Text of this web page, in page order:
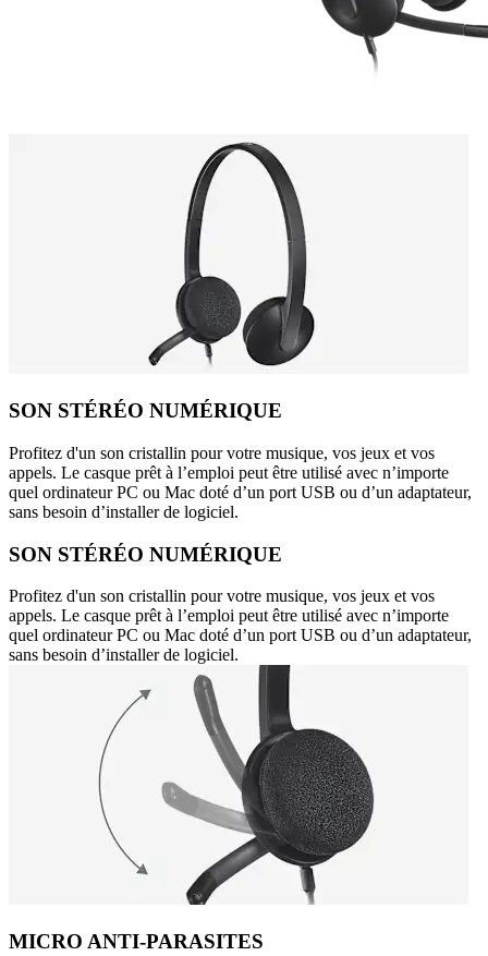
SON STÉRÉO NUMÉRIQUE
Profitez d'un son cristallin pour votre musique, vos jeux et vos
appels. Le casque prêt à l’emploi peut être utilisé avec n’importe
quel ordinateur PC ou Mac doté d’un port USB ou d’un adaptateur,
sans besoin d’installer de logiciel.
SON STÉRÉO NUMÉRIQUE
Profitez d'un son cristallin pour votre musique, vos jeux et vos
appels. Le casque prêt à l’emploi peut être utilisé avec n’importe
quel ordinateur PC ou Mac doté d’un port USB ou d’un adaptateur,
sans besoin d’installer de logiciel.
MICRO ANTI-PARASITES